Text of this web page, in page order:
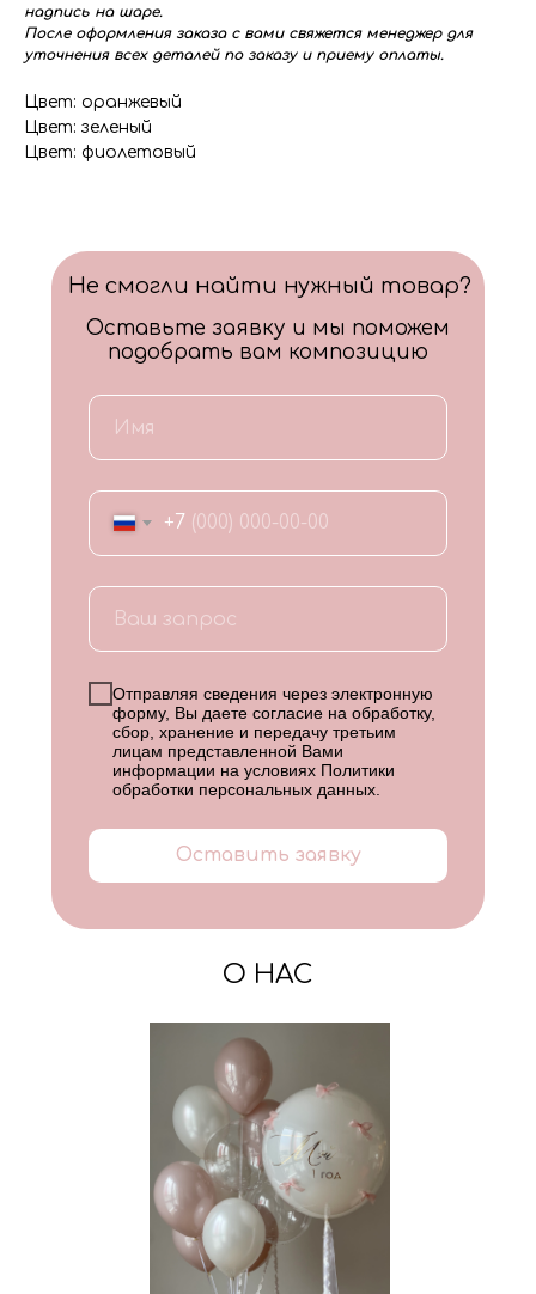
надпись на шаре.
После оформления заказа с вами свяжется менеджер для
уточнения всех деталей по заказу и приему оплаты.
Цвет: оранжевый
Цвет: зеленый
Цвет: фиолетовый
+7
Отправляя сведения через электронную
форму, Вы даете согласие на обработку,
сбор, хранение и передачу третьим
лицам представленной Вами
информации на условиях Политики
обработки персональных данных
Оставить заявку
Не смогли найти нужный товар?
Оставьте заявку и мы поможем
подобрать вам композицию
О НАС